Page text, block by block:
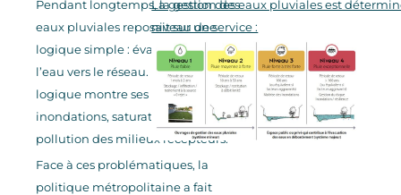
Pendant longtemps, la gestion des
eaux pluviales reposait sur une
logique simple : évacuer rapidement
l’eau vers le réseau. Mais cette
logique montre ses limites :
inondations, saturation des réseaux,
pollution des milieux récepteurs.
Face à ces problématiques, la
politique métropolitaine a fait
La gestion des eaux pluviales est
niveau de service :